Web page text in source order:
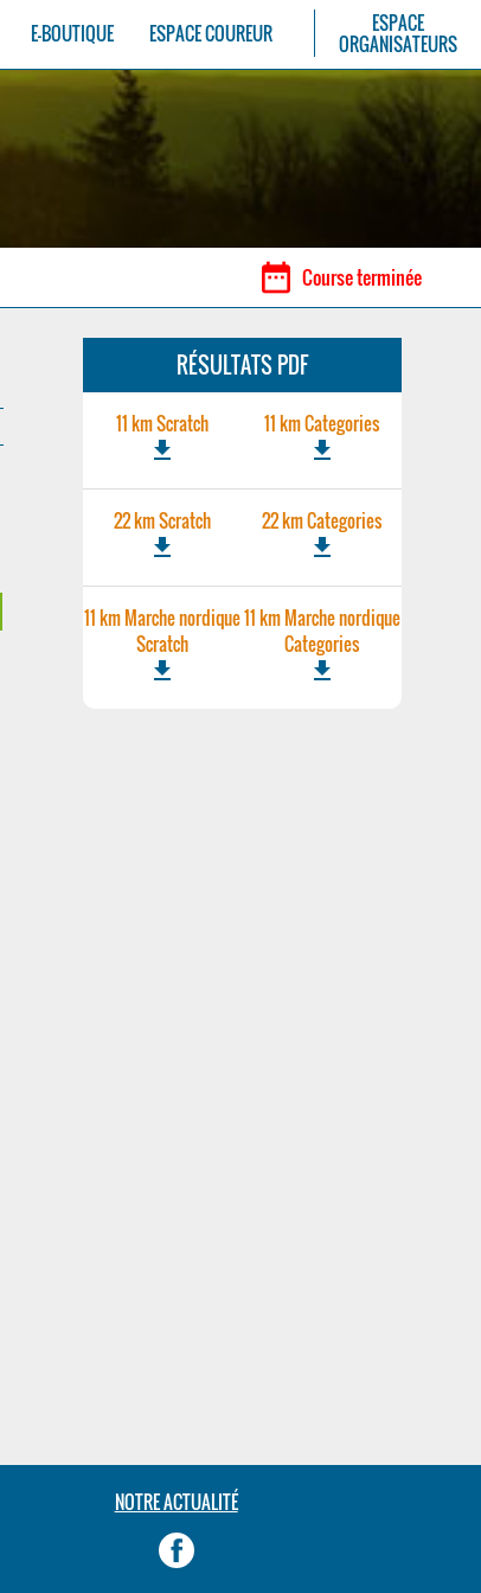
E-BOUTIQUE ESPACE COUREUR
ESPACE
ORGANISATEURS
date_range Course terminée
RÉSULTATS PDF
11 km Scratch
file_download
11 km Categories
file_download
22 km Scratch
file_download
22 km Categories
file_download
11 km Marche nordique
Scratch
file_download
11 km Marche nordique
Categories
file_download
NOTRE ACTUALITÉ